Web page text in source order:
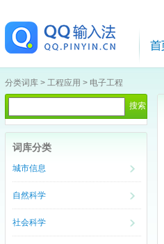
分类词库 > 工程应用 > 电子工程
词库分类
城市信息
自然科学
社会科学